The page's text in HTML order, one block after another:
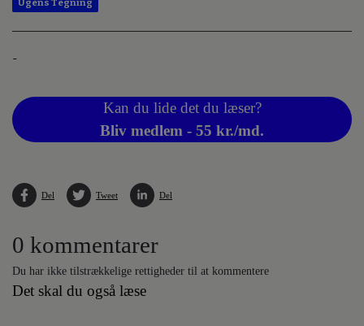
Ugens Tegning
-
Kan du lide det du læser?
Bliv medlem - 55 kr./md.
Del Tweet Del
0 kommentarer
Du har ikke tilstrækkelige rettigheder til at kommentere
Det skal du også læse